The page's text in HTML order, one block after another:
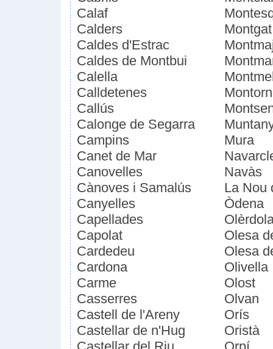
Calaf
Calders
Caldes d'Estrac
Caldes de Montbui
Calella
Calldetenes
Callús
Calonge de Segarra
Campins
Canet de Mar
Canovelles
Cànoves i Samalús
Canyelles
Capellades
Capolat
Cardedeu
Cardona
Carme
Casserres
Castell de l'Areny
Castellar de n'Hug
Montgat
Mura
Navàs
La Nou
Òdena
Olesa
Olesa
Olivella
Olost
Olvan
Orís
Oristà